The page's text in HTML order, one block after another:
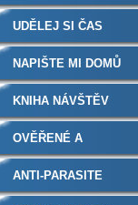
UDĚLEJ SI ČAS
NAPIŠTE MI DOMŮ
KNIHA NÁVŠTĚV
OVĚŘENÉ A
DOPORUČENÉ
ANTI-PARASITE